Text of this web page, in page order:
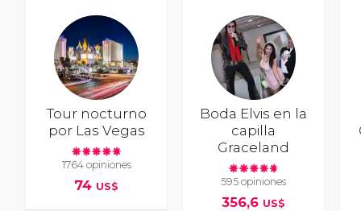
Tour nocturno
por Las Vegas
1764 opiniones
74 US$
Boda Elvis en la
capilla
Graceland
595 opiniones
356,6 US$